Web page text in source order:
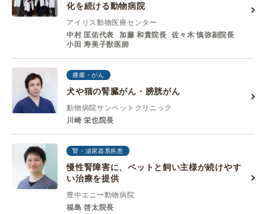
化を続ける動物病院
アイリス動物医療センター
中村 匡佑代表
加藤 和貴院⻑
佐々⽊ 慎弥副院⻑
⼩⽥ 寿美⼦獣医師
腫瘍・がん
犬や猫の腎臓がん・膀胱がん
動物病院サンペットクリニック
川崎 栄也院長
腎・泌尿器系疾患
慢性腎障害に、ペットと飼い主様が続けやす
い治療を提供
豊中エニー動物病院
福島 啓太院長